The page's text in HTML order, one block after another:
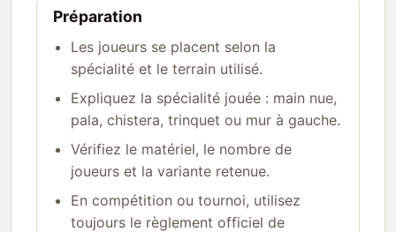
Préparation
Les joueurs se placent selon la
spécialité et le terrain utilisé.
Expliquez la spécialité jouée : main nue,
pala, chistera, trinquet ou mur à gauche.
Vérifiez le matériel, le nombre de
joueurs et la variante retenue.
En compétition ou tournoi, utilisez
toujours le règlement officiel de